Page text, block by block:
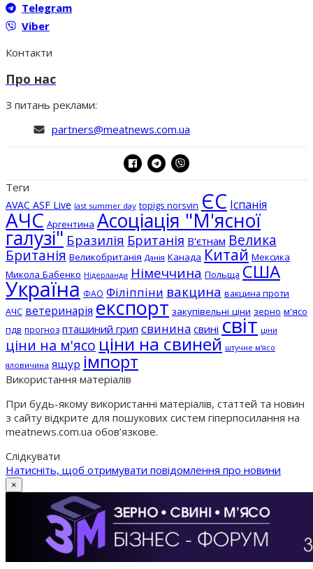
Telegram
Viber
Контакти
Про нас
З питань реклами:
partners@meatnews.com.ua
Теги
AVAC ASF Live last summer day topigs norsvin ЄС Іспанія
АЧС Аргентина Асоціація "М'ясної
галузі" Бразилія Британія В'єтнам Велика
Британія Великобританія Данія Канада Китай Мексика
Микола Бабенко Нідерланди Німеччина Польща США
Україна ФАО Філіппіни вакцина вакцина проти
АЧС ветеринарія експорт закупівельні ціни зерно м'ясо
пдв прогноз пташиний грип свинина свині світ ціни
ціни на м'ясо ціни на свиней штучне м'ясо
яловичина ящур імпорт
Використання матеріалів
При будь-якому використанні матеріалів, статтей та новин
з сайту відкрите для пошукових систем гіперпосилання на
meatnews.com.ua обов’язкове.
Слідкувати
Натисніть, щоб отримувати повідомлення про новини
×